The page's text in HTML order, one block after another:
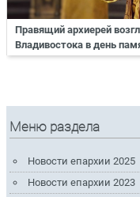
Правящий архиерей
Владивостока в день
Меню раздела
Новости епархии 2025
Новости епархии 2023